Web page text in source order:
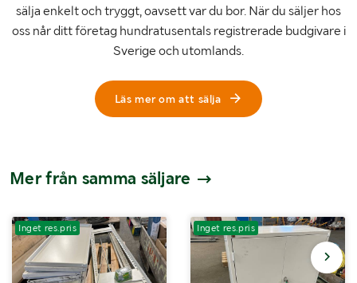
sälja enkelt och tryggt, oavsett var du bor. När du säljer hos
oss når ditt företag hundratusentals registrerade budgivare i
Sverige och utomlands.
Läs mer om att sälja
Mer från samma säljare
Inget res.pris Inget res.pris